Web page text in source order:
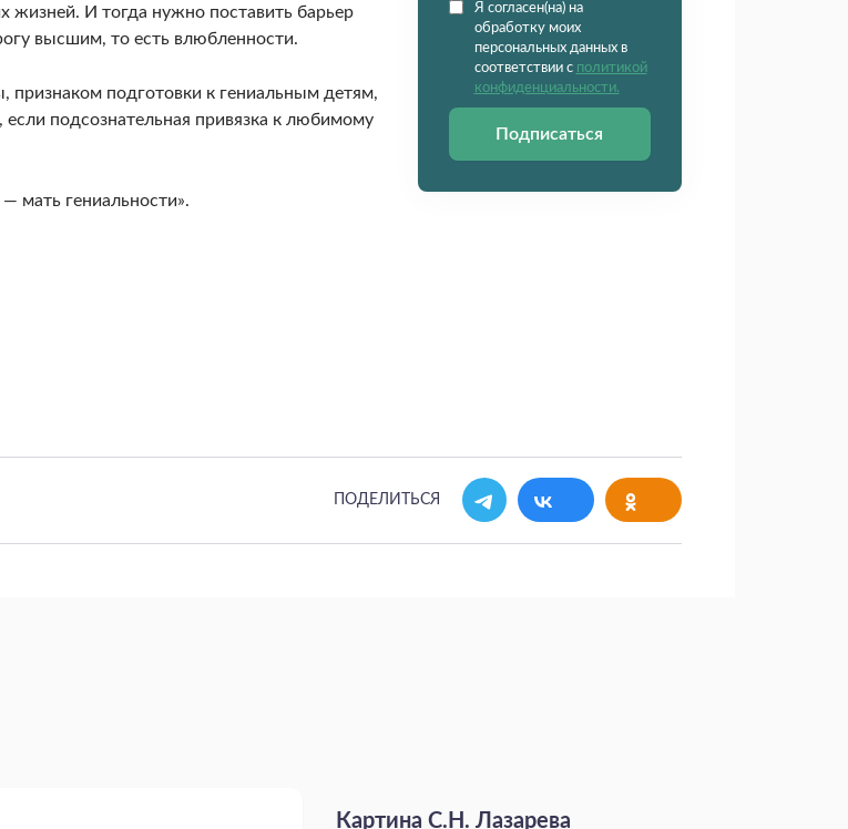
жизней. И тогда нужно поста­вить барьер
высшим, то есть влюб­ленности.
признаком подготовки к гениальным детям,
подсознатель­ная привязка к любимому
мать ге­ниальности».
Я согласен(на) на
обработку моих
персональных данных в
соответствии с политикой
конфиденциальности.
Подписаться
ПОДЕЛИТЬСЯ
Картина С.Н. Лазарева